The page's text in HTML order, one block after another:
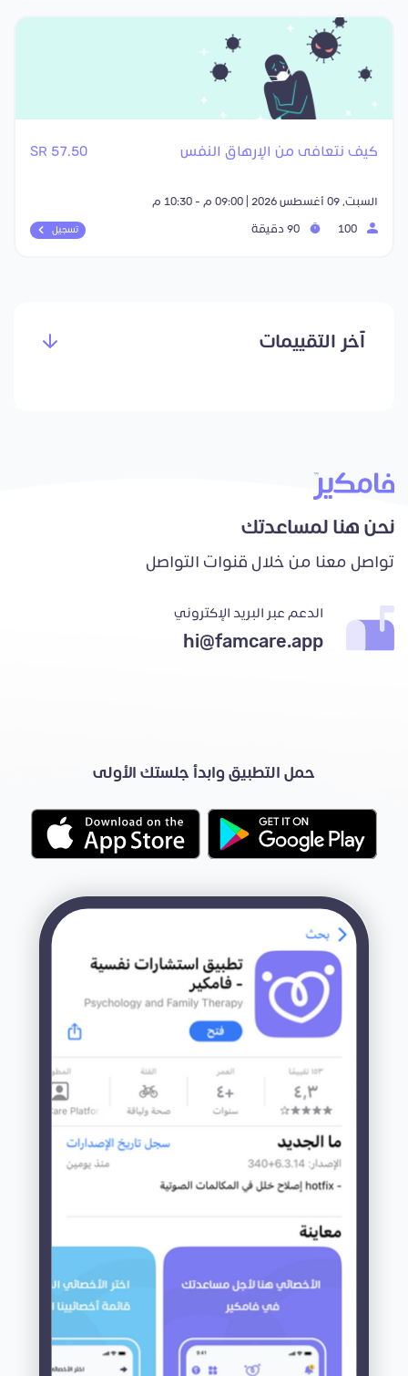
كيف نتعافى من الإرهاق النفس 57.50 SR
السبت, 09 أغسطس 2026 | 09:00 م - 10:30 م
تسجيل
آخر التقييمات
نحن هنا لمساعدتك
تواصل معنا من خلال قنوات التواصل
الدعم عبر البريد الإكتروني
hi@famcare.app
حمل التطبيق وابدأ جلستك الأولى